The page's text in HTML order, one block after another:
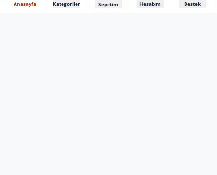
Video Galerisi
Anasayfa Kategoriler Sepetim Hesabım Destek